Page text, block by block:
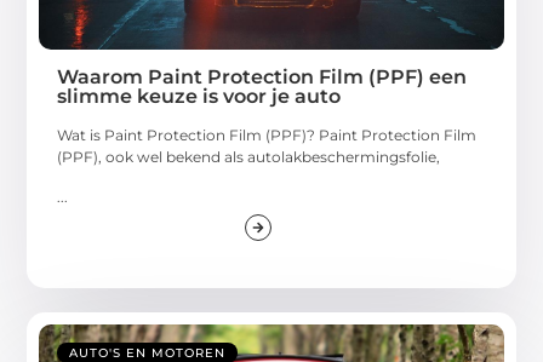
Waarom Paint Protection Film (PPF) een
slimme keuze is voor je auto
Wat is Paint Protection Film (PPF)? Paint Protection Film
(PPF), ook wel bekend als autolakbeschermingsfolie,
AUTO'S EN MOTOREN